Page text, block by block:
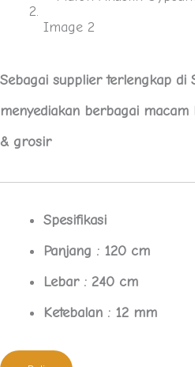
Sebagai supplier terlengkap di
menyediakan berbagai
& grosir
Spesifikasi
Panjang : 120 cm
Lebar : 240 cm
Ketebalan : 12 mm